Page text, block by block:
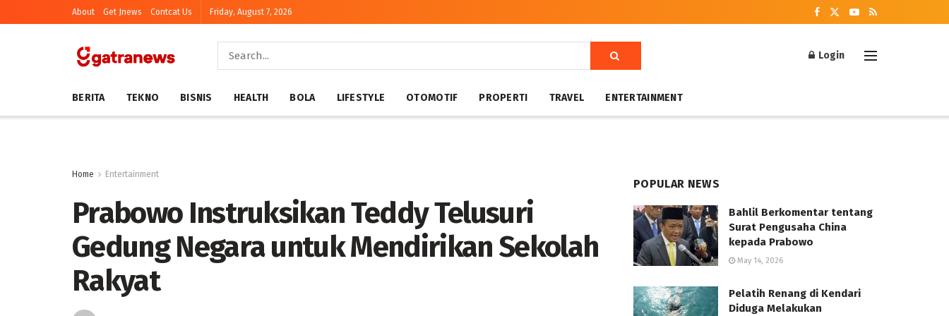
About Get Jnews Contcat Us Friday, August 7, 2026
Login
BERITA TEKNO BISNIS HEALTH BOLA LIFESTYLE OTOMOTIF PROPERTI TRAVEL ENTERTAINMENT
Home Entertainment
Prabowo Instruksikan Teddy Telusuri
Gedung Negara untuk Mendirikan Sekolah
Rakyat
POPULAR NEWS
Bahlil Berkomentar tentang
Surat Pengusaha China
kepada Prabowo
May 14, 2026
Pelatih Renang di Kendari
Diduga Melakukan